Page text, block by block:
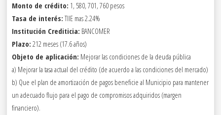
Monto de crédito: 1, 580, 701, 760 pesos
Tasa de interés: TIIE mas 2.24%
Institución Crediticia: BANCOMER
Plazo: 212 meses (17.6 años)
Objeto de aplicación: Mejorar las condiciones de la deuda pública
a) Mejorar la tasa actual del crédito (de acuerdo a las condiciones del mercado)
b) Que el plan de amortización de pagos beneficie al Municipio para mantener
un adecuado flujo para el pago de compromisos adquiridos (margen
financiero).